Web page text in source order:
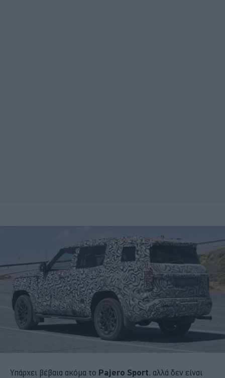
Υπάρχει βέβαια ακόμα το Pajero Sport, αλλά δεν είναι